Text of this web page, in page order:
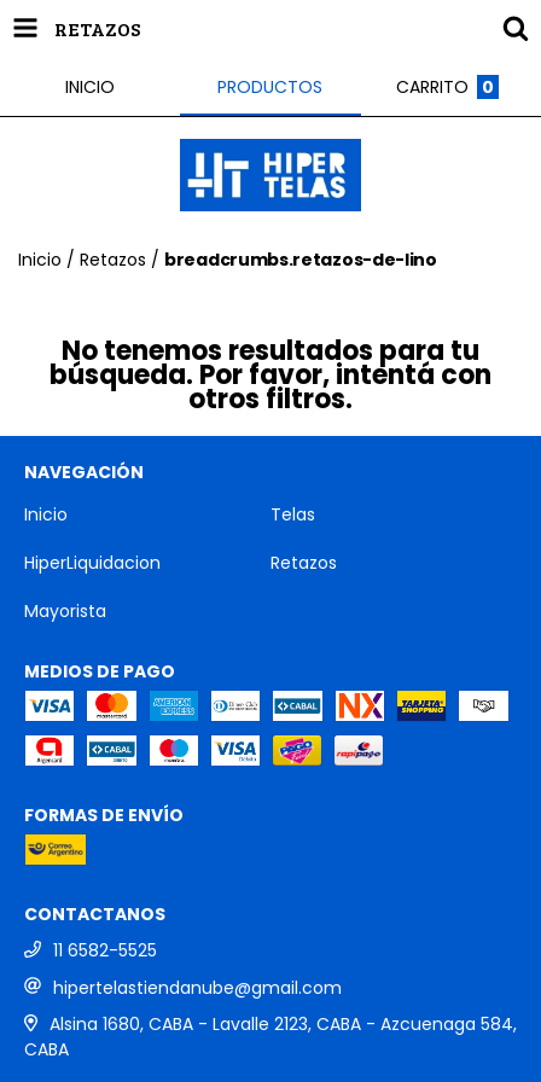
RETAZOS
INICIO PRODUCTOS CARRITO 0
Inicio / Retazos / breadcrumbs.retazos-de-lino
No tenemos resultados para tu
búsqueda. Por favor, intentá con
otros filtros.
NAVEGACIÓN
Inicio
Telas
HiperLiquidacion
Retazos
Mayorista
MEDIOS DE PAGO
FORMAS DE ENVÍO
CONTACTANOS
11 6582-5525
hipertelastiendanube@gmail.com
Alsina 1680, CABA - Lavalle 2123, CABA - Azcuenaga 584,
CABA